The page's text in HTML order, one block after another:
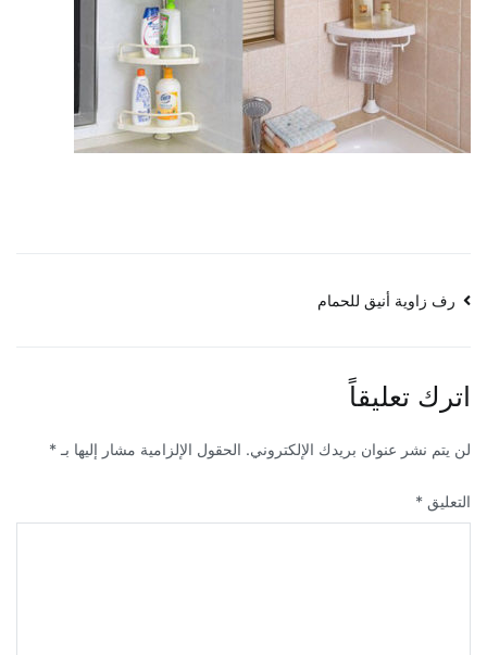
تصفّح
رف زاوية أنيق للحمام
اترك تعليقاً
لن يتم نشر عنوان بريدك الإلكتروني. الحقول الإلزامية مشار إليها بـ *
التعليق *